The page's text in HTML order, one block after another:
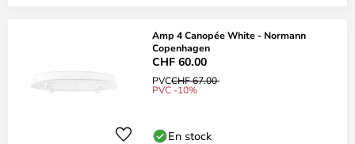
Amp 4 Canopée White - Normann
Copenhagen
CHF 60.00
PVCCHF 67.00
PVC -10%
En stock